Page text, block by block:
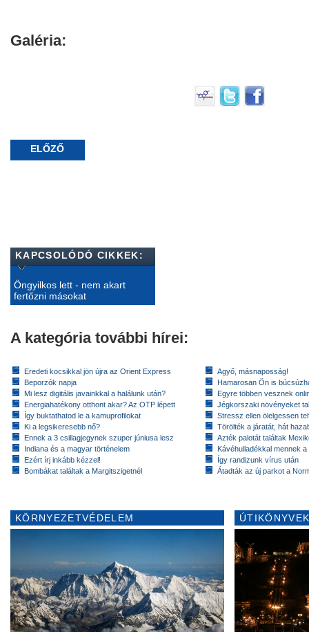
Galéria:
ELŐZŐ
KAPCSOLÓDÓ CIKKEK:
Öngyilkos lett - nem akart
fertőzni másokat
A kategória további hírei:
Eredeti kocsikkal jön újra az Orient Express
Beporzók napja
Mi lesz digitális javainkkal a halálunk után?
Energiahatékony otthont akar? Az OTP lépett
Így buktathatod le a kamuprofilokat
Ki a legsikeresebb nő?
Ennek a 3 csillagjegynek szuper júniusa lesz
Indiana és a magyar történelem
Ezért írj inkább kézzel!
Bombákat találtak a Margitszigetnél
Agyő, másnaposság!
Hamarosan Ön is
Egyre többen vesznek
Jégkorszaki növényeket
Stressz ellen ölelgessen
Törölték a járatát, hát
Azték palotát találtak
Kávéhulladékkal mennek
Így randizunk vírus után
Átadták az új parkot a
KÖRNYEZETVÉDELEM